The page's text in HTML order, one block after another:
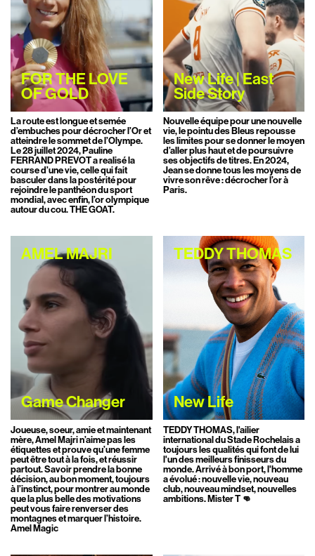
FOR THE LOVE
OF GOLD
La route est longue et semée
d’embuches pour décrocher l’Or et
atteindre le sommet de l’Olympe.
Le 28 juillet 2024, Pauline
FERRAND PREVOT a realisé la
course d’une vie, celle qui fait
basculer dans la postérité pour
rejoindre le panthéon du sport
mondial, avec enfin, l’or olympique
autour du cou. THE GOAT.
New Life | East
Side Story
Nouvelle équipe pour une nouvelle
vie, le pointu des Bleus repousse
les limites pour se donner le moyen
d’aller plus haut et de poursuivre
ses objectifs de titres. En 2024,
Jean se donne tous les moyens de
vivre son rêve : décrocher l’or à
Paris.
AMEL MAJRI
Game Changer
Joueuse, soeur, amie et maintenant
mère, Amel Majri n’aime pas les
étiquettes et prouve qu’une femme
peut être tout à la fois, et réussir
partout. Savoir prendre la bonne
décision, au bon moment, toujours
à l’instinct, pour montrer au monde
que la plus belle des motivations
peut vous faire renverser des
montagnes et marquer l’histoire.
Amel Magic
TEDDY THOMAS
New Life
TEDDY THOMAS, l'ailier
international du Stade Rochelais a
toujours les qualités qui font de lui
l'un des meilleurs finisseurs du
monde. Arrivé à bon port, l'homme
a évolué : nouvelle vie, nouveau
club, nouveau mindset, nouvelles
ambitions. Mister T 👊